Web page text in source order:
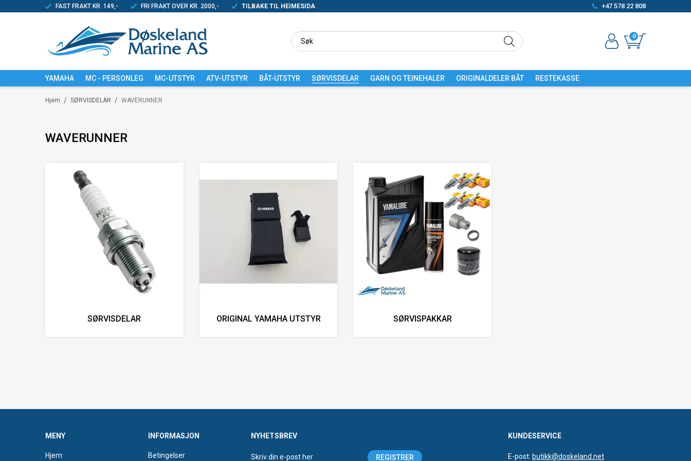
FAST FRAKT KR. 149,- FRI FRAKT OVER KR. 2000,- TILBAKE TIL HEIMESIDA +47 578 22 808
0
YAMAHA MC - PERSONLEG MC-UTSTYR ATV-UTSTYR BÅT-UTSTYR SØRVISDELAR GARN OG TEINEHALER ORIGINALDELER BÅT RESTEKASSE
/
Hjem /
SØRVISDELAR WAVERUNNER
WAVERUNNER
SØRVISDELAR ORIGINAL YAMAHA UTSTYR SØRVISPAKKAR
MENY
Hjem
INFORMASJON
Betingelser
NYHETSBREV
REGISTRER
KUNDESERVICE
E-post: butikk@doskeland.net